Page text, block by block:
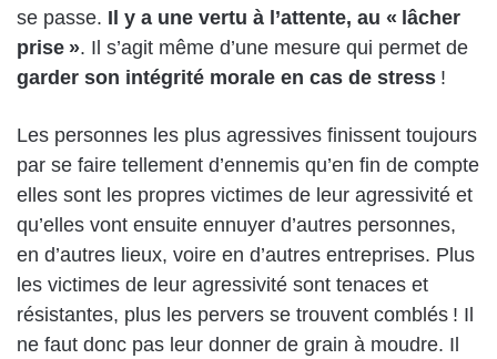
se passe. Il y a une vertu à l’attente, au « lâcher
prise ». Il s’agit même d’une mesure qui permet de
garder son intégrité morale en cas de stress !
Les personnes les plus agressives finissent toujours
par se faire tellement d’ennemis qu’en fin de compte
elles sont les propres victimes de leur agressivité et
qu’elles vont ensuite ennuyer d’autres personnes,
en d’autres lieux, voire en d’autres entreprises. Plus
les victimes de leur agressivité sont tenaces et
résistantes, plus les pervers se trouvent comblés ! Il
ne faut donc pas leur donner de grain à moudre. Il